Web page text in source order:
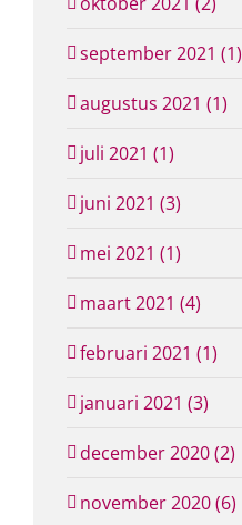
september 2021 (1)
augustus 2021 (1)
juli 2021 (1)
juni 2021 (3)
mei 2021 (1)
maart 2021 (4)
februari 2021 (1)
januari 2021 (3)
december 2020 (2)
november 2020 (6)